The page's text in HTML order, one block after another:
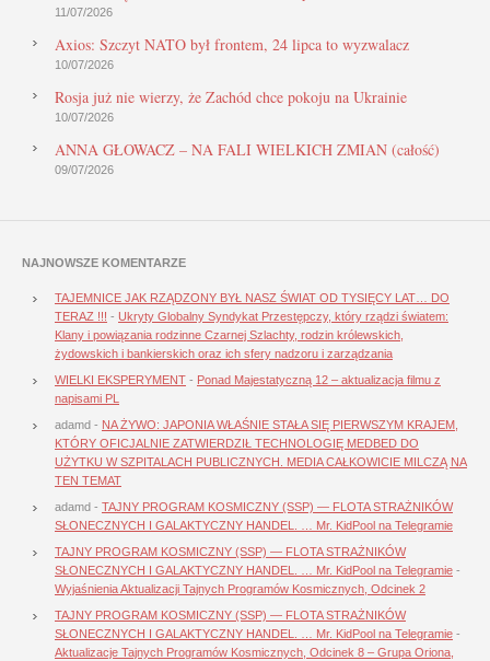
11/07/2026
Axios: Szczyt NATO był frontem, 24 lipca to wyzwalacz
10/07/2026
Rosja już nie wierzy, że Zachód chce pokoju na Ukrainie
10/07/2026
ANNA GŁOWACZ – NA FALI WIELKICH ZMIAN (całość)
09/07/2026
NAJNOWSZE KOMENTARZE
TAJEMNICE JAK RZĄDZONY BYŁ NASZ ŚWIAT OD TYSIĘCY LAT… DO
TERAZ !!! - Ukryty Globalny Syndykat Przestępczy, który rządzi światem:
Klany i powiązania rodzinne Czarnej Szlachty, rodzin królewskich,
żydowskich i bankierskich oraz ich sfery nadzoru i zarządzania
WIELKI EKSPERYMENT - Ponad Majestatyczną 12 – aktualizacja filmu z
napisami PL
adamd - NA ŻYWO: JAPONIA WŁAŚNIE STAŁA SIĘ PIERWSZYM KRAJEM,
KTÓRY OFICJALNIE ZATWIERDZIŁ TECHNOLOGIĘ MEDBED DO
UŻYTKU W SZPITALACH PUBLICZNYCH. MEDIA CAŁKOWICIE MILCZĄ NA
TEN TEMAT
adamd - TAJNY PROGRAM KOSMICZNY (SSP) — FLOTA STRAŻNIKÓW
SŁONECZNYCH I GALAKTYCZNY HANDEL. … Mr. KidPool na Telegramie
TAJNY PROGRAM KOSMICZNY (SSP) — FLOTA STRAŻNIKÓW
SŁONECZNYCH I GALAKTYCZNY HANDEL. … Mr. KidPool na Telegramie -
Wyjaśnienia Aktualizacji Tajnych Programów Kosmicznych, Odcinek 2
TAJNY PROGRAM KOSMICZNY (SSP) — FLOTA STRAŻNIKÓW
SŁONECZNYCH I GALAKTYCZNY HANDEL. … Mr. KidPool na Telegramie -
Aktualizacje Tajnych Programów Kosmicznych, Odcinek 8 – Grupa Oriona,